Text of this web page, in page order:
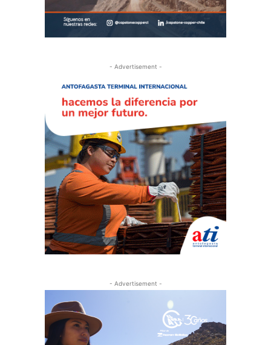
- Advertisement -
- Advertisement -